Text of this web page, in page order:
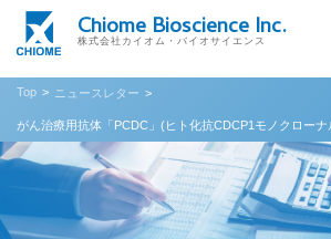
Chiome Bioscience Inc.
株式会社カイオム・バイオサイエンス
Top ニュースレター
がん治療用抗体「PCDC」(ヒト化抗CDCP1モノクロー